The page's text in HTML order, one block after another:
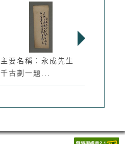
主要名稱：永成先生
千古劃一題...